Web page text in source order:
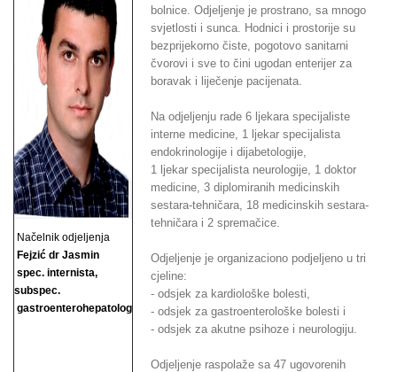
Načelnik odjeljenja
Fejzić dr Jasmin
spec. internista,
subspec.
gastroenterohepatolog
bolnice. Odjeljenje je prostrano, sa mnogo
svjetlosti i sunca. Hodnici i prostorije su
bezprijekorno čiste, pogotovo sanitarni
čvorovi i sve to čini ugodan enterijer za
boravak i liječenje pacijenata.
Na odjeljenju rade 6 ljekara specijaliste
interne medicine, 1 ljekar specijalista
endokrinologije i dijabetologije,
1 ljekar specijalista neurologije, 1 doktor
medicine, 3 diplomiranih medicinskih
sestara-tehničara, 18 medicinskih sestara-
tehničara i 2 spremačice.
Odjeljenje je organizaciono podjeljeno u tri
cjeline:
- odsjek za kardiološke bolesti,
- odsjek za gastroenterološke bolesti i
- odsjek za akutne psihoze i neurologiju.
Odjeljenje raspolaže sa 47 ugovorenih